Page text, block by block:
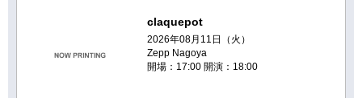
claquepot
2026年08月11日（火）
Zepp Nagoya
開場：17:00 開演：18:00